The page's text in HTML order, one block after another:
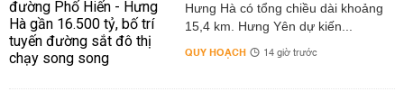
Hưng Hà có tổng chiều dài khoảng
15,4 km. Hưng Yên dự kiến...
QUY HOẠCH 14 giờ trước